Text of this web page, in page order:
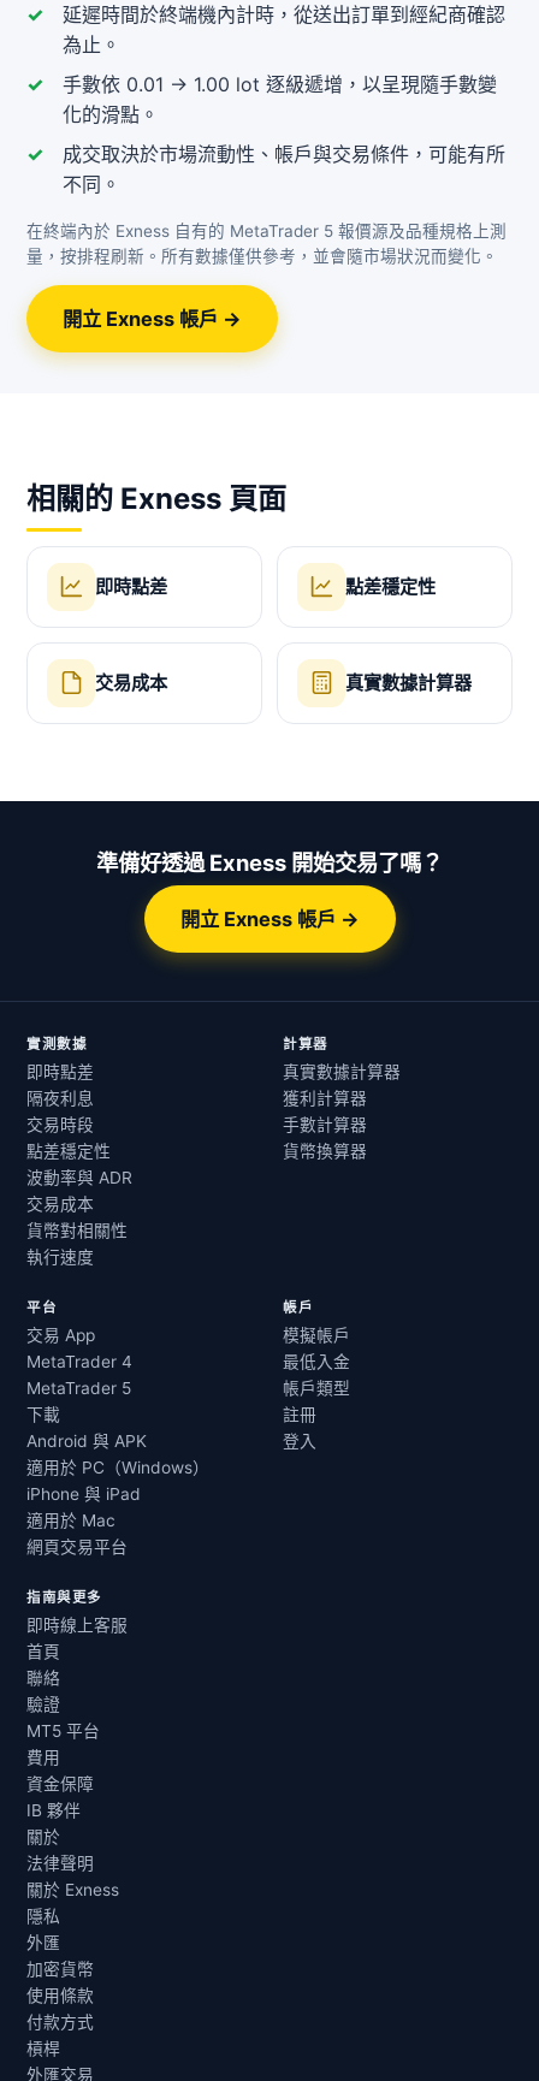
延遲時間於終端機內計時，從送出訂單到經紀商確認
為止。
手數依 0.01 → 1.00 lot 逐級遞增，以呈現隨手數變
化的滑點。
成交取決於市場流動性、帳戶與交易條件，可能有所
不同。
在終端內於 Exness 自有的 MetaTrader 5 報價源及品種規格上測
量，按排程刷新。所有數據僅供參考，並會隨市場狀況而變化。
開立 Exness 帳戶 →
相關的 Exness 頁面
即時點差 點差穩定性
交易成本 真實數據計算器
準備好透過 Exness 開始交易了嗎？
開立 Exness 帳戶 →
實測數據
即時點差
隔夜利息
交易時段
點差穩定性
波動率與 ADR
交易成本
貨幣對相關性
執行速度
計算器
真實數據計算器
獲利計算器
手數計算器
貨幣換算器
平台
交易 App
MetaTrader 4
MetaTrader 5
下載
Android 與 APK
適用於 PC（Windows）
iPhone 與 iPad
適用於 Mac
網頁交易平台
帳戶
模擬帳戶
最低入金
帳戶類型
註冊
登入
指南與更多
即時線上客服
首頁
聯絡
驗證
MT5 平台
費用
資金保障
IB 夥伴
關於
法律聲明
關於 Exness
隱私
外匯
加密貨幣
使用條款
付款方式
槓桿
外匯交易